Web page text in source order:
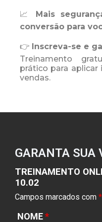
📈
Mais
conversão para
👉 Inscreva-se e
Treinamento
prático para
vendas.
GARANTA SUA
TREINAMENTO
10.02
Campos marcados com *
NOME*